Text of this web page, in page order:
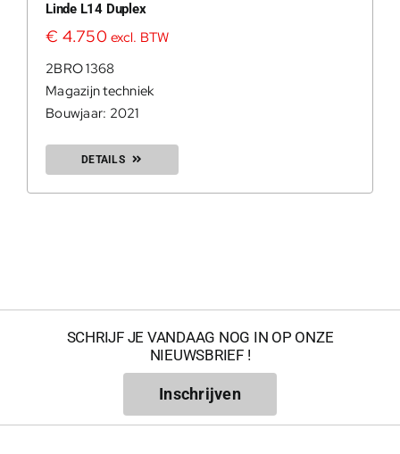
Linde L14 Duplex
€ 4.750 excl. BTW
2BRO 1368
Magazijn techniek
Bouwjaar: 2021
DETAILS
SCHRIJF JE VANDAAG NOG IN OP ONZE
NIEUWSBRIEF !
Inschrijven